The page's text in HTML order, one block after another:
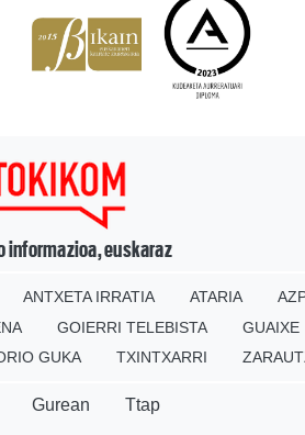
informazioa, euskaraz
ANTXETA IRRATIA ATARIA
GOIERRI TELEBISTA
GUAIXE
GUKA TXINTXARRI
Gurean Ttap